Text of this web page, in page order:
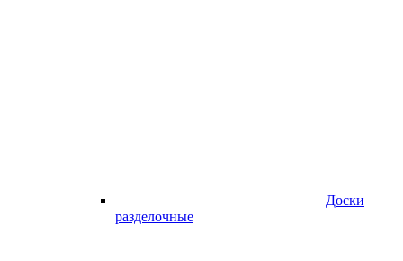
Доски
разделочные